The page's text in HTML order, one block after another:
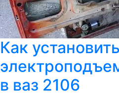
Как установить
в ваз 2106